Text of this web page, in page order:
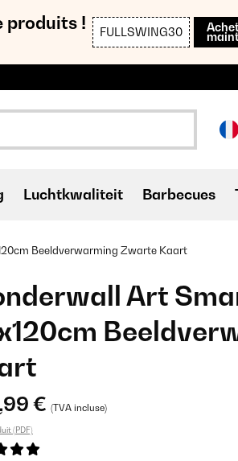
produits ! FULLSWING30
Luchtkwaliteit Barbecues
Beeldverwarming Zwarte Kaart
Art
€ (TVA incluse)
(PDF)